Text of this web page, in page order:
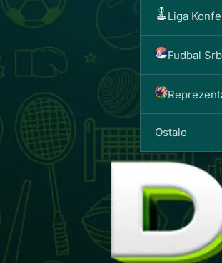
Liga
Fudbal
Ostalo